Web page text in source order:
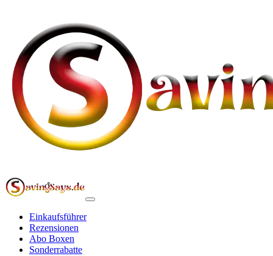
Einkaufsführer
Rezensionen
Abo Boxen
Sonderrabatte